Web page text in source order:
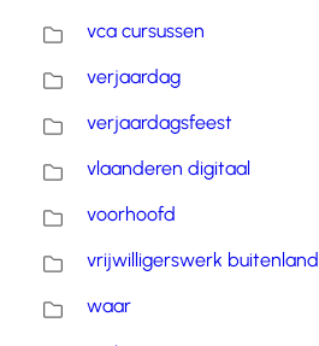
vca cursussen
verjaardag
verjaardagsfeest
vlaanderen digitaal
voorhoofd
vrijwilligerswerk buitenland
waar